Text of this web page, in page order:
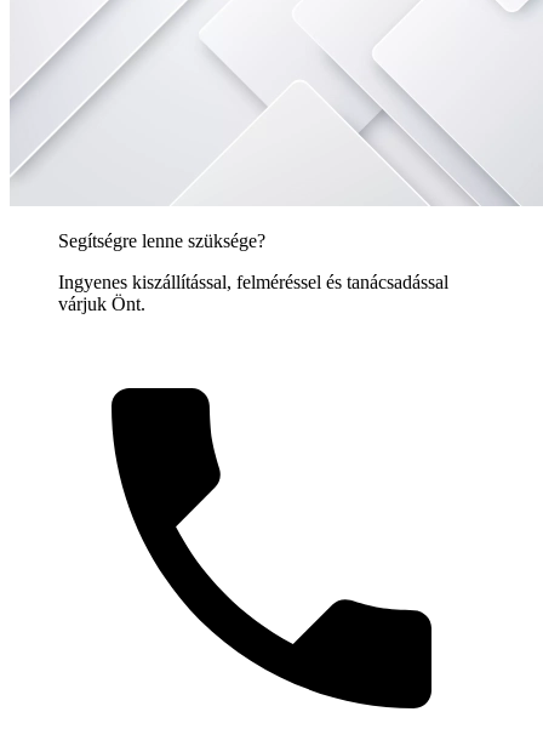
Segítségre lenne szüksége?
Ingyenes kiszállítással, felméréssel és tanácsadással
várjuk Önt.